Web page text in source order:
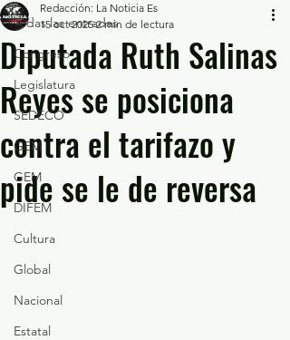
Todas las entradas
Congreso
Legislatura
SEDECO
GEM
GEM
DIFEM
Cultura
Global
Nacional
Estatal
Diputada Ruth Salinas
Reyes se posiciona
contra el tarifazo y
pide se le de reversa
Redacción: La Noticia Es
15 oct 2025 2 min de lectura